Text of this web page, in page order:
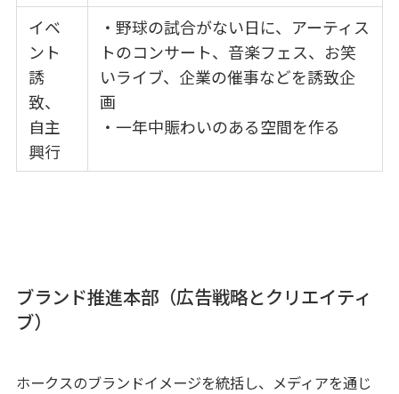
イベ
ント
誘
致、
自主
興行
・野球の試合がない日に、アーティス
トのコンサート、音楽フェス、お笑
いライブ、企業の催事などを誘致企
画
・一年中賑わいのある空間を作る
ブランド推進本部（広告戦略とクリエイティ
ブ）
ホークスのブランドイメージを統括し、メディアを通じ